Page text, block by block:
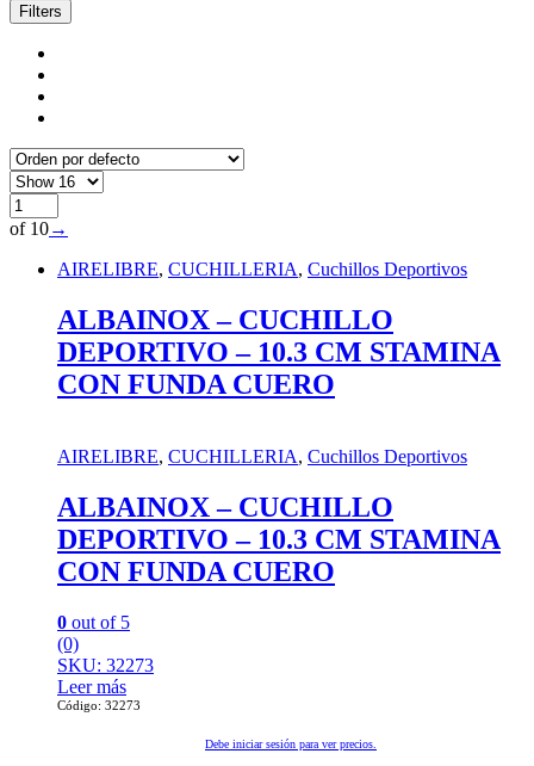
Filters
of 10→
AIRELIBRE, CUCHILLERIA, Cuchillos Deportivos
ALBAINOX – CUCHILLO
DEPORTIVO – 10.3 CM STAMINA
CON FUNDA CUERO
AIRELIBRE, CUCHILLERIA, Cuchillos Deportivos
ALBAINOX – CUCHILLO
DEPORTIVO – 10.3 CM STAMINA
CON FUNDA CUERO
0 out of 5
(0)
SKU: 32273
Leer más
Código: 32273
Debe iniciar sesión para ver precios.